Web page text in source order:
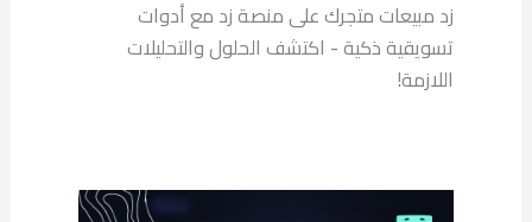
زد مبيعات متجرك على منصة زد مع أدوات
تسويقية ذكية - اكتشف الحلول والتحليلات
اللازمة!